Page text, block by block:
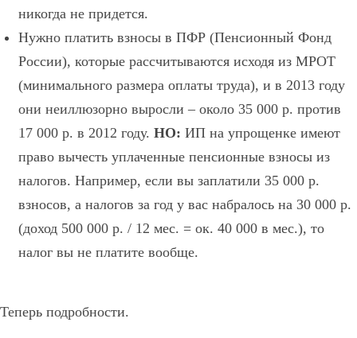
никогда не придется.
Нужно платить взносы в ПФР (Пенсионный Фонд
России), которые рассчитываются исходя из МРОТ
(минимального размера оплаты труда), и в 2013 году
они неиллюзорно выросли – около 35 000 р. против
17 000 р. в 2012 году.НО: ИП на упрощенке имеют
право вычесть уплаченные пенсионные взносы из
налогов. Например, если вы заплатили 35 000 р.
взносов, а налогов за год у вас набралось на 30 000 р.
(доход 500 000 р. / 12 мес. = ок. 40 000 в мес.), то
налог вы не платите вообще.
Теперь подробности.